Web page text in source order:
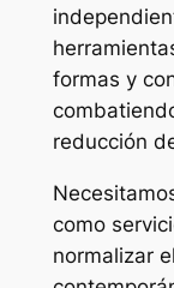
formas y
reducción
como
normalizar